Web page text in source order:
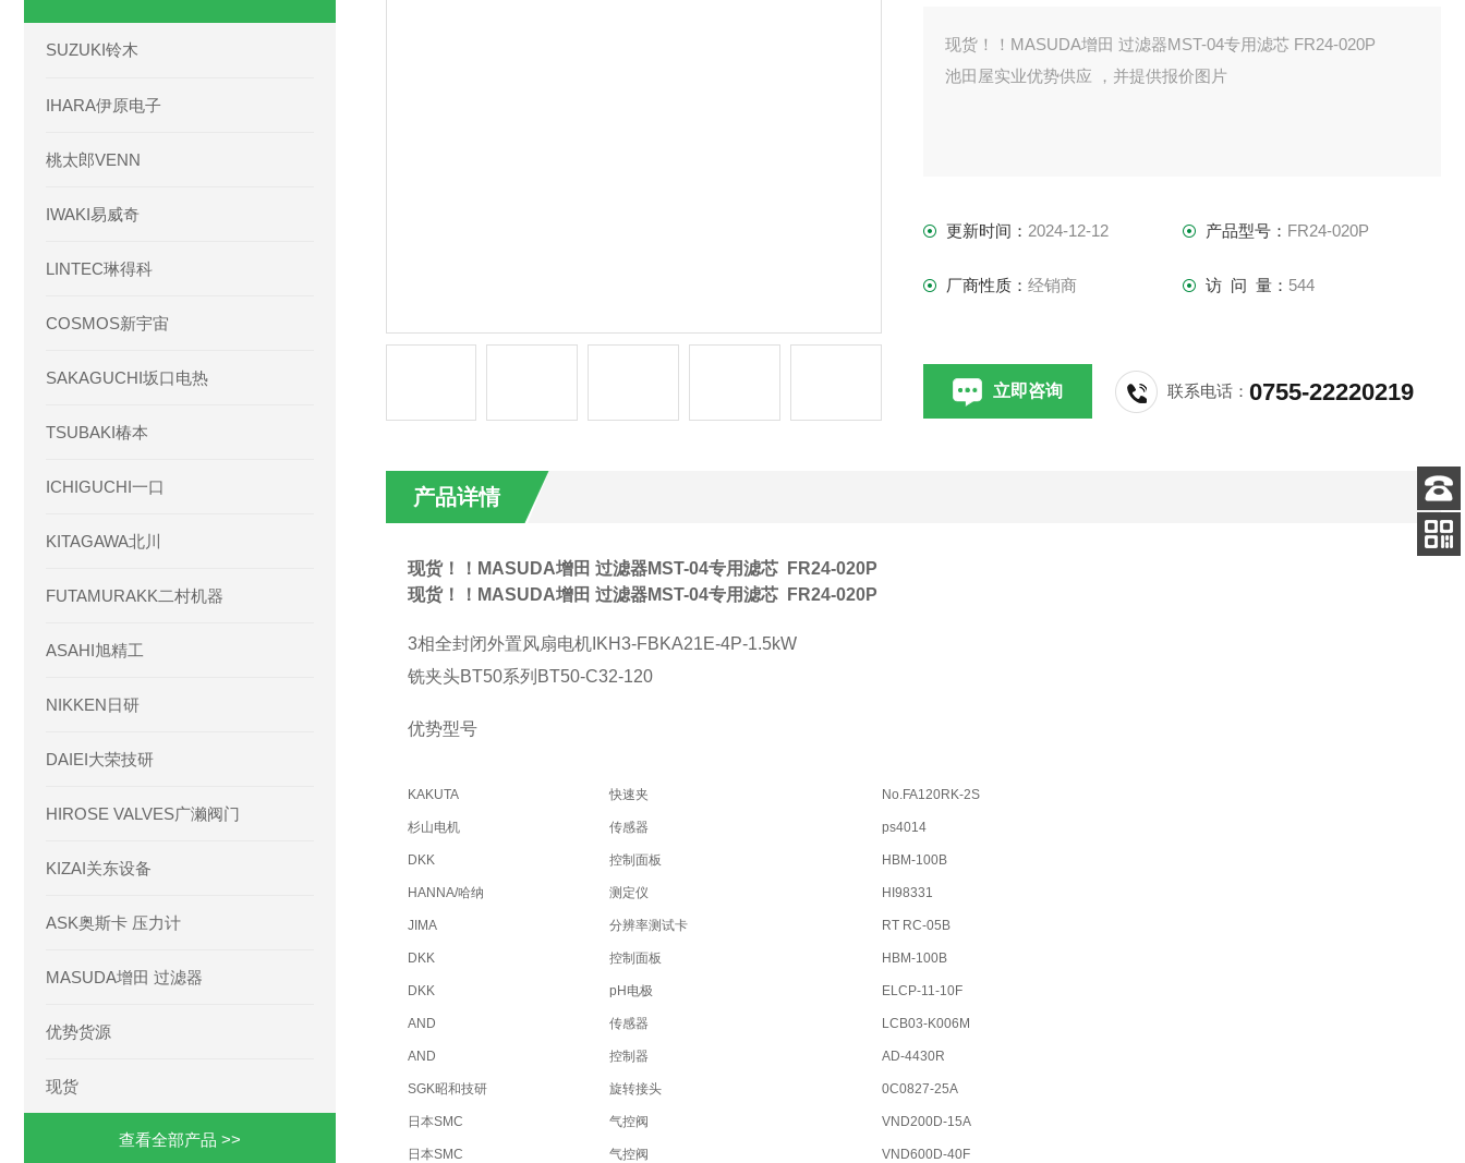
SUZUKI铃木
IHARA伊原电子
桃太郎VENN
IWAKI易威奇
LINTEC琳得科
COSMOS新宇宙
SAKAGUCHI坂口电热
TSUBAKI椿本
ICHIGUCHI一口
KITAGAWA北川
FUTAMURAKK二村机器
ASAHI旭精工
NIKKEN日研
DAIEI大荣技研
HIROSE VALVES广濑阀门
KIZAI关东设备
ASK奥斯卡 压力计
MASUDA增田 过滤器
优势货源
现货
查看全部产品 >>
现货！！MASUDA增田 过滤器MST-04专用滤芯 FR24-020P
池田屋实业优势供应 ，并提供报价图片
更新时间： 2024-12-12 产品型号： FR24-020P
厂商性质：经销商 访 问 量： 544
立即咨询 联系电话：0755-22220219
产品详情
现货！！MASUDA增田 过滤器MST-04专用滤芯FR24-020P
现货！！MASUDA增田 过滤器MST-04专用滤芯FR24-020P
3相全封闭外置风扇电机IKH3-FBKA21E-4P-1.5kW
铣夹头BT50系列 BT50-C32-120
优势型号
KAKUTA 快速夹 No.FA120RK-2S
杉山电机 传感器 ps4014
DKK 控制面板 HBM-100B
HANNA/哈纳 测定仪 HI98331
JIMA 分辨率测试卡 RT RC-05B
DKK 控制面板 HBM-100B
DKK pH电极 ELCP-11-10F
AND 传感器 LCB03-K006M
AND 控制器 AD-4430R
SGK昭和技研 旋转接头 0C0827-25A
日本SMC 气控阀 VND200D-15A
日本SMC 气控阀 VND600D-40F
客服
电话